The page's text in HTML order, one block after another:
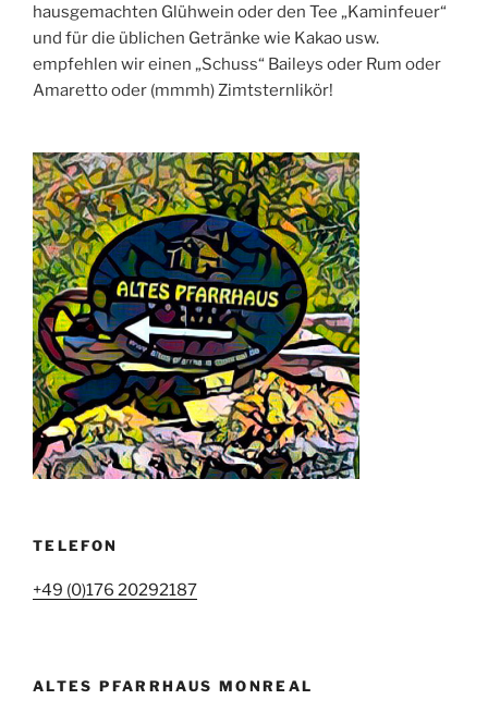
hausgemachten Glühwein oder den Tee „Kaminfeuer“
und für die üblichen Getränke wie Kakao usw.
empfehlen wir einen „Schuss“ Baileys oder Rum oder
Amaretto oder (mmmh) Zimtsternlikör!
TELEFON
+49 (0)176 20292187
ALTES PFARRHAUS MONREAL